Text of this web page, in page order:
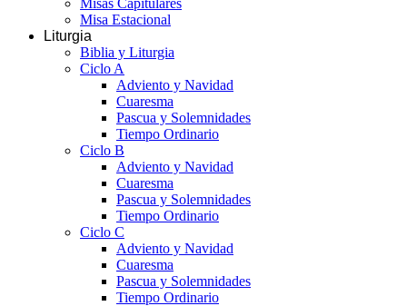
Misas Capitulares
Misa Estacional
Liturgia
Biblia y Liturgia
Ciclo A
Adviento y Navidad
Cuaresma
Pascua y Solemnidades
Tiempo Ordinario
Ciclo B
Adviento y Navidad
Cuaresma
Pascua y Solemnidades
Tiempo Ordinario
Ciclo C
Adviento y Navidad
Cuaresma
Pascua y Solemnidades
Tiempo Ordinario